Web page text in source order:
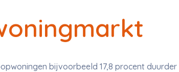
bijvoorbeeld 17,8 procent duurder